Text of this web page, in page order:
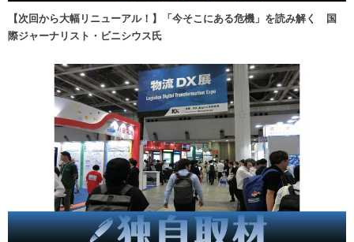
【次回から大幅リニューアル！】「今そこにある危機」を読み解く 国
際ジャーナリスト・ビニシウス氏